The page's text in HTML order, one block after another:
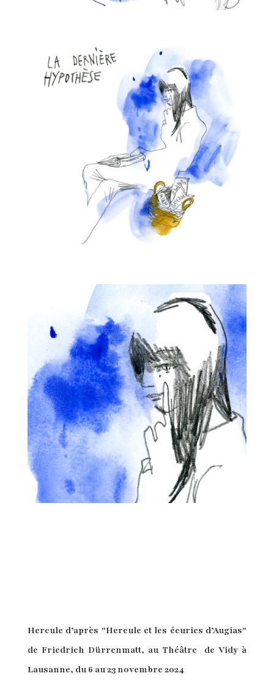
Hercule d’après "Hercule et les écuries d’Augias"
de Friedrich Dürrenmatt, au Théâtre de Vidy à
Lausanne, du 6 au 23 novembre 2024